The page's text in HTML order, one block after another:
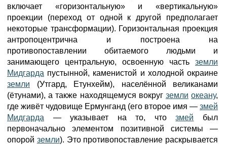
включает «горизонтальную» и «вертикальную»
проекции (переход от одной к другой предполагает
некоторые трансформации). Горизонтальная проекция
антропоцентрична и построена на
противопоставлении обитаемого людьми и
занимающего центральную, освоенную часть земли
Мидгарда пустынной, каменистой и холодной окраине
земли (Утгард, Етунхейм), населённой великанами
(ётунами), а также находящемуся вокруг земли океану,
где живёт чудовище Ермунганд (его второе имя — змей
Мидгарда — указывает на то, чтозмей был
первоначально элементом позитивной системы —
опорой земли). Это противопоставление раскрывается